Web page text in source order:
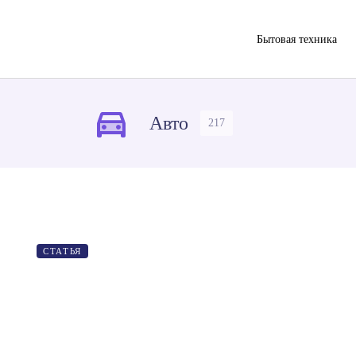
Бытовая техника
Авто 217
СТАТЬЯ